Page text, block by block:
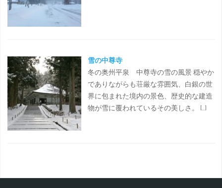
雪の中尊寺
冬の奥州平泉 中尊寺の雪の風景 穏やか
でありながらも荘厳な雰囲気、白銀の世
界に包まれた境内の景色、歴史的な建造
物が雪に覆われているその美しさ。 […]